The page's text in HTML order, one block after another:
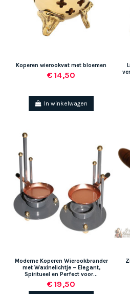
(1
Koperen wierookvat met bloemen
€ 14,50
In winkelwagen
Moderne Koperen Wierookbrander
met Waxinelichtje – Elegant,
Spiritueel en Perfect voor...
€ 19,50